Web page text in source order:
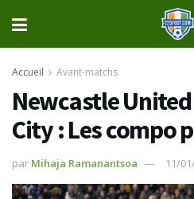
Accueil Avant-matchs
Newcastle
City : Les compo
par Mihaja Ramanantsoa 11/